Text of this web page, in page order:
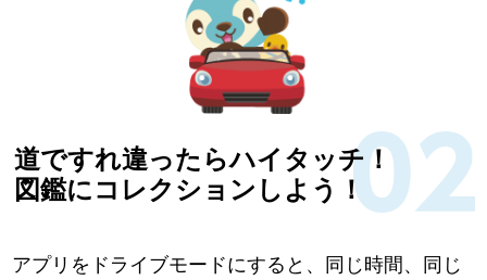
道ですれ違ったらハイタッチ！
図鑑にコレクションしよう！
アプリをドライブモードにすると、同じ時間、同じ